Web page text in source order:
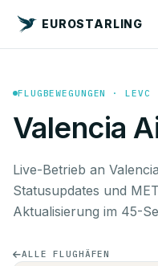
EUROSTARLING
FLUGBEWEGUNGEN · LEVC
Valencia
Live-Betrieb an
Statusupdates und
Aktualisierung im 45-
ALLE FLUGHÄFEN